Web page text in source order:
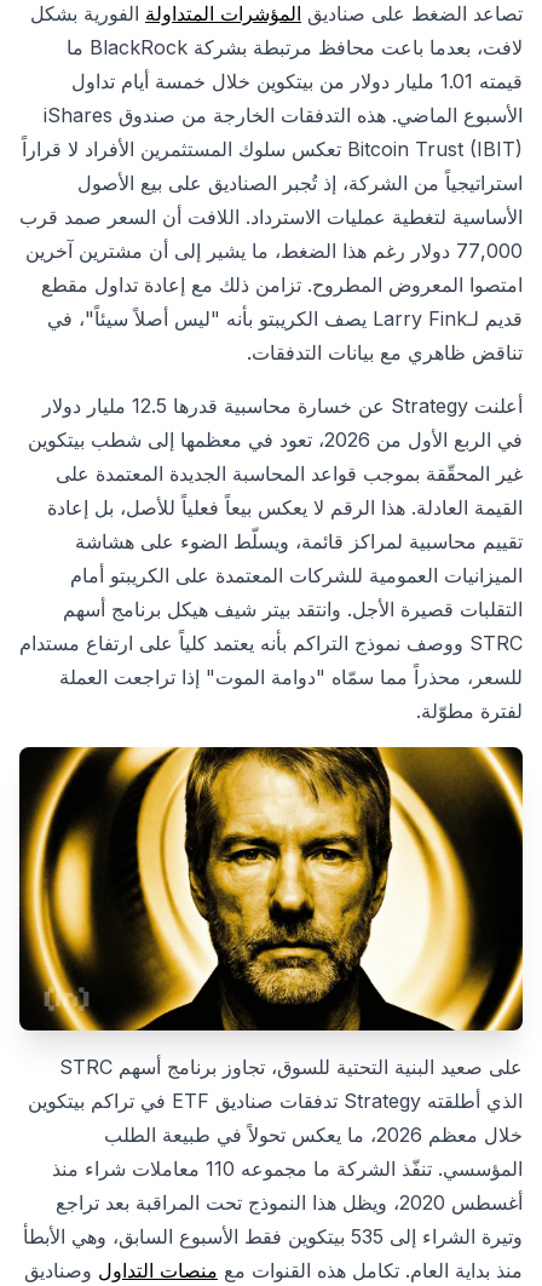
تصاعد الضغط على صناديق المؤشرات المتداولة الفورية بشكل
لافت، بعدما باعت محافظ مرتبطة بشركة BlackRock ما
قيمته 1.01 مليار دولار من بيتكوين خلال خمسة أيام تداول
الأسبوع الماضي. هذه التدفقات الخارجة من صندوق iShares
Bitcoin Trust (IBIT) تعكس سلوك المستثمرين الأفراد لا قراراً
استراتيجياً من الشركة، إذ تُجبر الصناديق على بيع الأصول
الأساسية لتغطية عمليات الاسترداد. اللافت أن السعر صمد قرب
77,000 دولار رغم هذا الضغط، ما يشير إلى أن مشترين آخرين
امتصوا المعروض المطروح. تزامن ذلك مع إعادة تداول مقطع
قديم لـLarry Fink يصف الكريبتو بأنه "ليس أصلاً سيئاً"، في
تناقض ظاهري مع بيانات التدفقات.
أعلنت Strategy عن خسارة محاسبية قدرها 12.5 مليار دولار
في الربع الأول من 2026، تعود في معظمها إلى شطب بيتكوين
غير المحقّقة بموجب قواعد المحاسبة الجديدة المعتمدة على
القيمة العادلة. هذا الرقم لا يعكس بيعاً فعلياً للأصل، بل إعادة
تقييم محاسبية لمراكز قائمة، ويسلّط الضوء على هشاشة
الميزانيات العمومية للشركات المعتمدة على الكريبتو أمام
التقلبات قصيرة الأجل. وانتقد بيتر شيف هيكل برنامج أسهم
STRC ووصف نموذج التراكم بأنه يعتمد كلياً على ارتفاع مستدام
للسعر، محذراً مما سمّاه "دوامة الموت" إذا تراجعت العملة
لفترة مطوّلة.
على صعيد البنية التحتية للسوق، تجاوز برنامج أسهم STRC
الذي أطلقته Strategy تدفقات صناديق ETF في تراكم بيتكوين
خلال معظم 2026، ما يعكس تحولاً في طبيعة الطلب
المؤسسي. تنفّذ الشركة ما مجموعه 110 معاملات شراء منذ
أغسطس 2020، ويظل هذا النموذج تحت المراقبة بعد تراجع
وتيرة الشراء إلى 535 بيتكوين فقط الأسبوع السابق، وهي الأبطأ
منذ بداية العام. تكامل هذه القنوات مع منصات التداول وصناديق